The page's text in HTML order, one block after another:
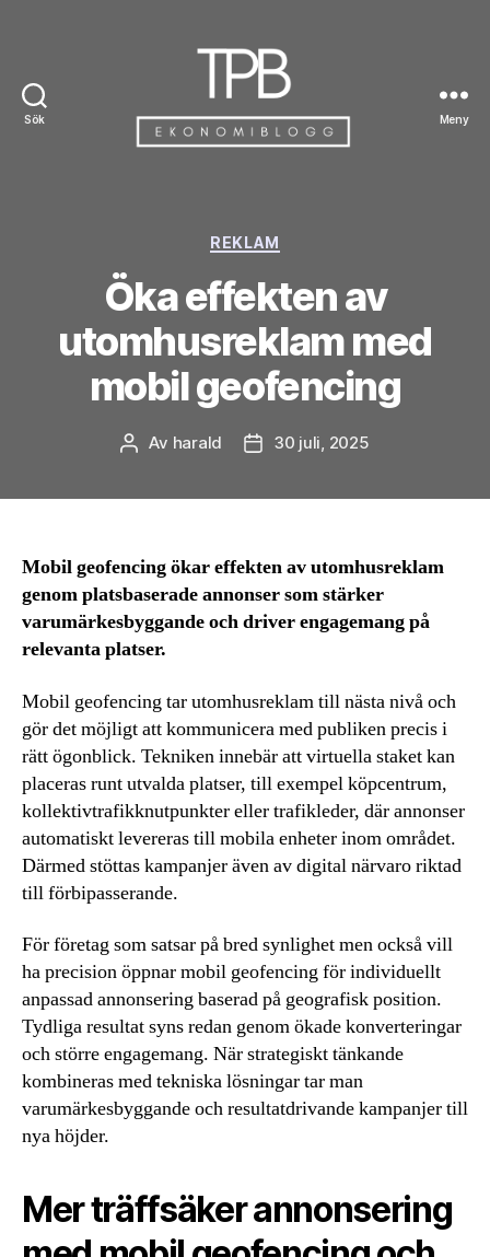
Sök Meny
Kategorier
REKLAM
Öka effekten av
utomhusreklam med
mobil geofencing
Inläggsförfattare
Av harald Inläggsdatum
30 juli, 2025
Mobil geofencing ökar effekten av utomhusreklam
genom platsbaserade annonser som stärker
varumärkesbyggande och driver engagemang på
relevanta platser.
Mobil geofencing tar utomhusreklam till nästa nivå och
gör det möjligt att kommunicera med publiken precis i
rätt ögonblick. Tekniken innebär att virtuella staket kan
placeras runt utvalda platser, till exempel köpcentrum,
kollektivtrafikknutpunkter eller trafikleder, där annonser
automatiskt levereras till mobila enheter inom området.
Därmed stöttas kampanjer även av digital närvaro riktad
till förbipasserande.
För företag som satsar på bred synlighet men också vill
ha precision öppnar mobil geofencing för individuellt
anpassad annonsering baserad på geografisk position.
Tydliga resultat syns redan genom ökade konverteringar
och större engagemang. När strategiskt tänkande
kombineras med tekniska lösningar tar man
varumärkesbyggande och resultatdrivande kampanjer till
nya höjder.
Mer träffsäker annonsering